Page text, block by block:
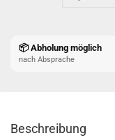
📦 Abholung möglich
nach Absprache
Beschreibung